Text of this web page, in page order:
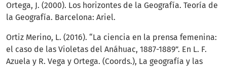
Ortega, J. (2000). Los horizontes de la Geografía. Teoría de
la Geografía. Barcelona: Ariel.
Ortiz Merino, L. (2016). “La ciencia en la prensa femenina:
el caso de las Violetas del Anáhuac, 1887-1889”. En L. F.
Azuela y R. Vega y Ortega. (Coords.), La geografía y las